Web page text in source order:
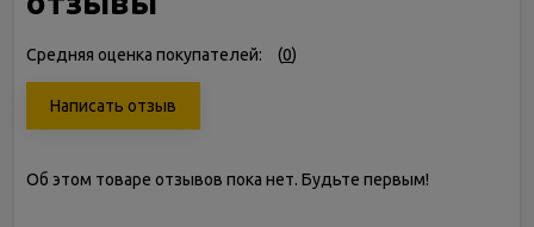
Средняя оценка покупателей: (0)
Написать отзыв
Об этом товаре отзывов пока нет. Будьте первым!